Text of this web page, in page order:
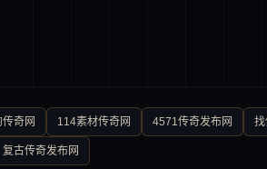
奇网 114素材传奇网 4571传奇发布网
复古传奇发布网